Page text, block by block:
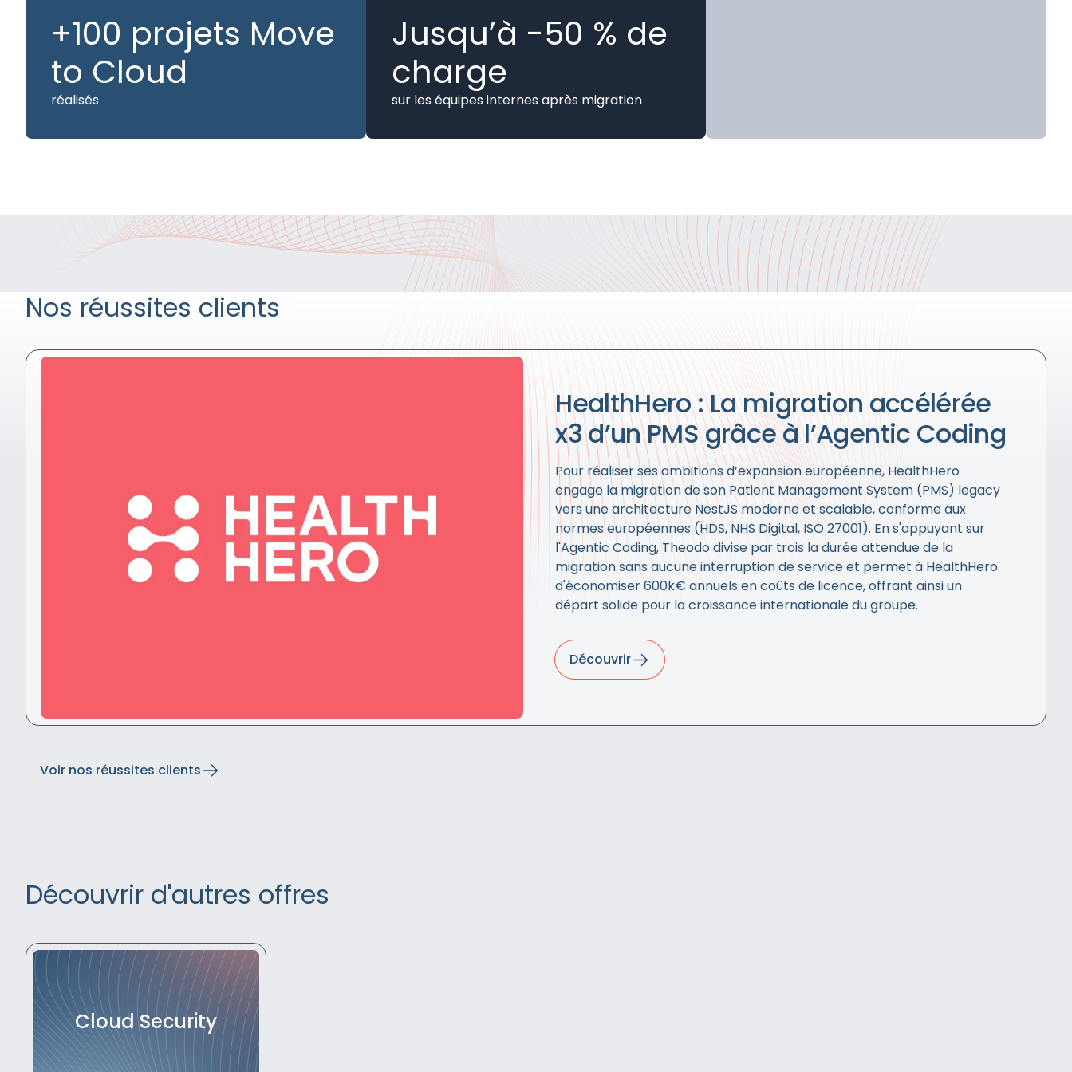
+100 projets Move
to Cloud
réalisés
Jusqu’à -50 % de
charge
sur les équipes internes après migration
Nos réussites clients
HealthHero : La migration accélérée
x3 d’un PMS grâce à l’Agentic Coding
Pour réaliser ses ambitions d’expansion européenne, HealthHero
engage la migration de son Patient Management System (PMS) legacy
vers une architecture NestJS moderne et scalable, conforme aux
normes européennes (HDS, NHS Digital, ISO 27001). En s'appuyant sur
l'Agentic Coding, Theodo divise par trois la durée attendue de la
migration sans aucune interruption de service et permet à HealthHero
d'économiser 600k€ annuels en coûts de licence, offrant ainsi un
départ solide pour la croissance internationale du groupe.
Découvrir
Voir nos réussites clients
Découvrir d'autres offres
Cloud Security